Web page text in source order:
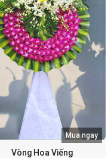
Vòng Hoa Viếng
Mua ngay